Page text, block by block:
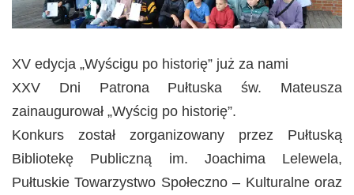
XV edycja „Wyścigu po historię” już za nami
XXV Dni Patrona Pułtuska św. Mateusza
zainaugurował „Wyścig po historię”.
Konkurs został zorganizowany przez Pułtuską
Bibliotekę Publiczną im. Joachima Lelewela,
Pułtuskie Towarzystwo Społeczno – Kulturalne oraz